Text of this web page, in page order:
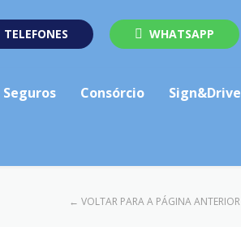
TELEFONES WHATSAPP
Seguros Consórcio Sign&Drive
← VOLTAR PARA A PÁGINA ANTERIOR